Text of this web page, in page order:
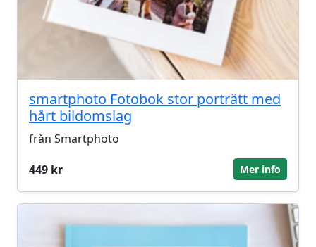
smartphoto Fotobok stor porträtt med
hårt bildomslag
från Smartphoto
449 kr
Mer info